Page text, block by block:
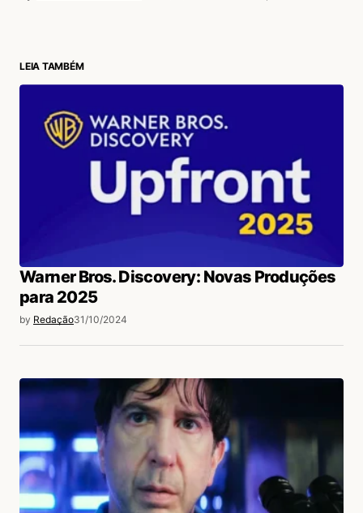
LEIA TAMBÉM
Warner Bros. Discovery: Novas Produções
para 2025
by Redação31/10/2024